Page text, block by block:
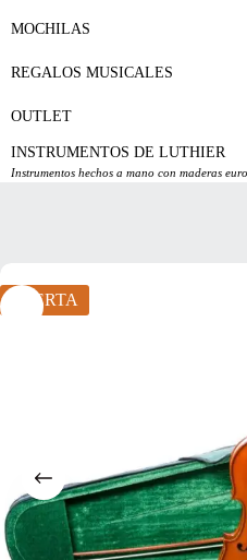
MOCHILAS
REGALOS MUSICALES
OUTLET
INSTRUMENTOS DE LUTHIER
Instrumentos hechos a mano con maderas
OFERTA